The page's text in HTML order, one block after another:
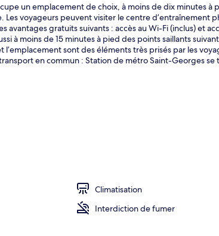
un emplacement de choix, à moins de dix minutes à
Les voyageurs peuvent visiter le centre d’entraînement
avantages gratuits suivants : accès au Wi-Fi (inclus) et
à moins de 15 minutes à pied des points saillants
l’emplacement sont des éléments très prisés par les
en commun : Station de métro Saint-Georges se
Climatisation
Interdiction de fumer